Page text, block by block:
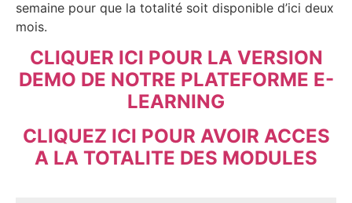
semaine pour que la totalité soit disponible d’ici deux
mois.
CLIQUER ICI POUR LA VERSION
DEMO DE NOTRE PLATEFORME E-
LEARNING
CLIQUEZ ICI POUR AVOIR ACCES
A LA TOTALITE DES MODULES